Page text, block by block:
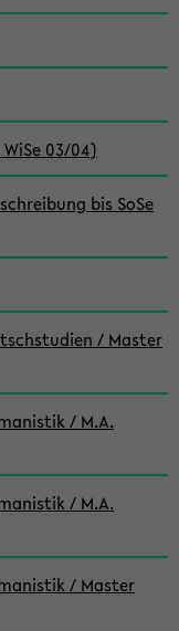
03/04)
bis SoSe
/ Master
/ M.A.
/ M.A.
/ Master